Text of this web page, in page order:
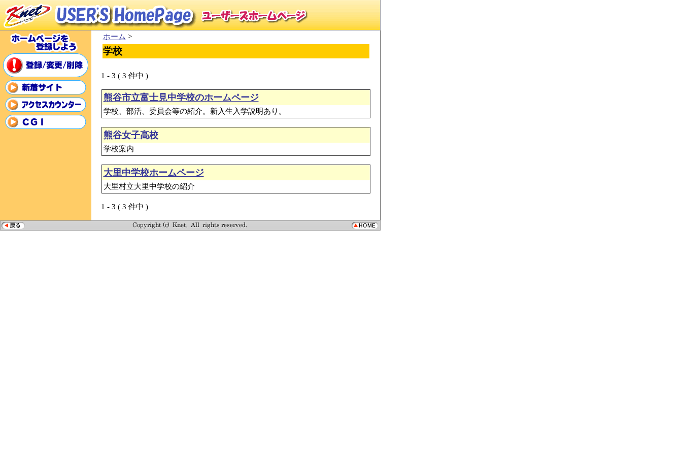
ホーム >
学校
1 - 3 ( 3 件中 )
熊谷市立富士見中学校のホームページ
学校、部活、委員会等の紹介。新入生入学説明あり。
熊谷女子高校
学校案内
大里中学校ホームページ
大里村立大里中学校の紹介
1 - 3 ( 3 件中 )